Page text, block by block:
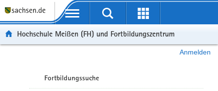
Portalübergreifende Navigation
Hochschule Meißen (FH) und Fortbildungszentrum
Anmelden
Fortbildungssuche